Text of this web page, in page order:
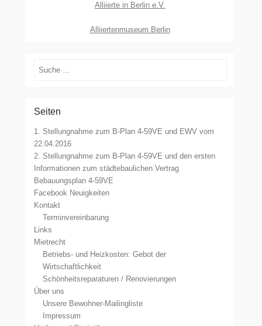
Alliierte in Berlin e.V.
Alliiertenmuseum Berlin
Suchen
Seiten
1. Stellungnahme zum B-Plan 4-59VE und EWV vom
22.04.2016
2. Stellungnahme zum B-Plan 4-59VE und den ersten
Informationen zum städtebaulichen Vertrag
Bebauungsplan 4-59VE
Facebook Neuigkeiten
Kontakt
Terminvereinbarung
Links
Mietrecht
Betriebs- und Heizkosten: Gebot der
Wirtschaftlichkeit
Schönheitsreparaturen / Renovierungen
Über uns
Unsere Bewohner-Mailingliste
Impressum